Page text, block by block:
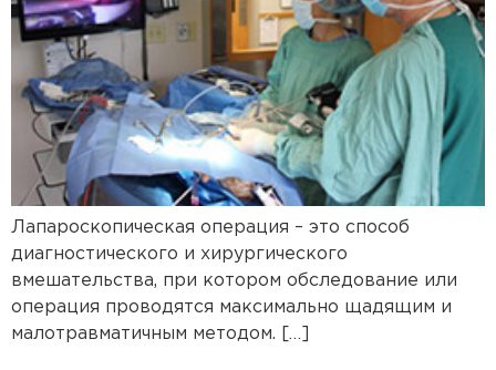
Лапароскопическая операция – это способ
диагностического и хирургического
вмешательства, при котором обследование или
операция проводятся максимально щадящим и
малотравматичным методом. […]